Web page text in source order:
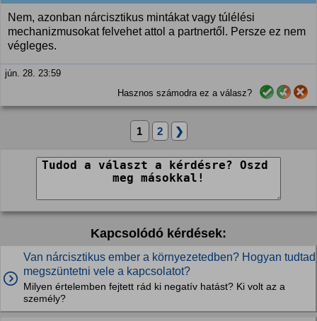
Nem, azonban nárcisztikus mintákat vagy túlélési
mechanizmusokat felvehet attol a partnertől. Persze ez nem
végleges.
jún. 28. 23:59
Hasznos számodra ez a válasz?
1 2 ❯
Kapcsolódó kérdések:
Van nárcisztikus ember a környezetedben? Hogyan tudtad
megszüntetni vele a kapcsolatot?
Milyen értelemben fejtett rád ki negatív hatást? Ki volt az a
személy?